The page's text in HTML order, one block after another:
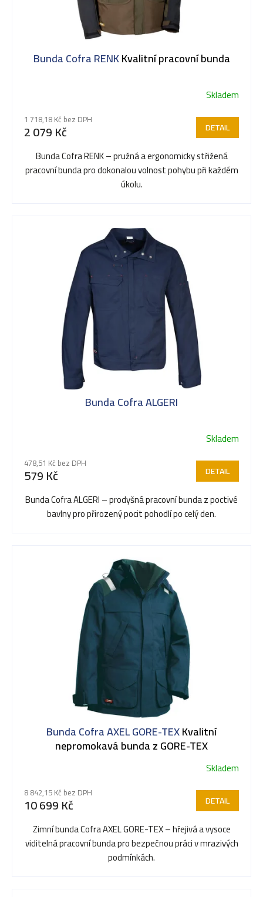
Bunda Cofra RENKKvalitní pracovní bunda
Skladem
1 718,18 Kč bez DPH
2 079 Kč DETAIL
Bunda Cofra RENK – pružná a ergonomicky střižená
pracovní bunda pro dokonalou volnost pohybu při každém
úkolu.
Bunda Cofra ALGERI
Skladem
478,51 Kč bez DPH
579 Kč DETAIL
Bunda Cofra ALGERI – prodyšná pracovní bunda z poctivé
bavlny pro přirozený pocit pohodlí po celý den.
Bunda Cofra AXEL GORE-TEXKvalitní
nepromokavá bunda z GORE-TEX
Skladem
8 842,15 Kč bez DPH
10 699 Kč DETAIL
Zimní bunda Cofra AXEL GORE-TEX – hřejivá a vysoce
viditelná pracovní bunda pro bezpečnou práci v mrazivých
podmínkách.